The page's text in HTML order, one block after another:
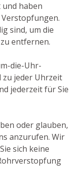
haben
sind, um die
entfernen.
die-Uhr-
jeder Uhrzeit
jederzeit für Sie
oder glauben,
anzurufen. Wir
sich keine